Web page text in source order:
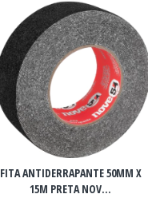
FITA ANTIDERRAPANTE 50MM X
15M PRETA NOV...